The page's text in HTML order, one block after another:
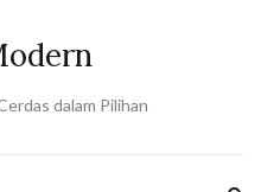
dalam Pilihan